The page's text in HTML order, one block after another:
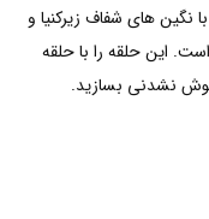
نگین های شفاف زیرکنیا و
این حلقه را با حلقه
نشدنی بسازید.